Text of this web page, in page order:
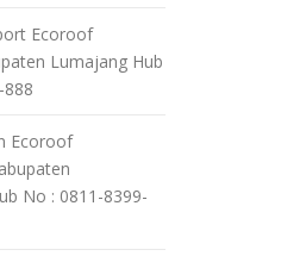
Ecoroof
Lumajang Hub
Ecoroof
No : 0811-8399-